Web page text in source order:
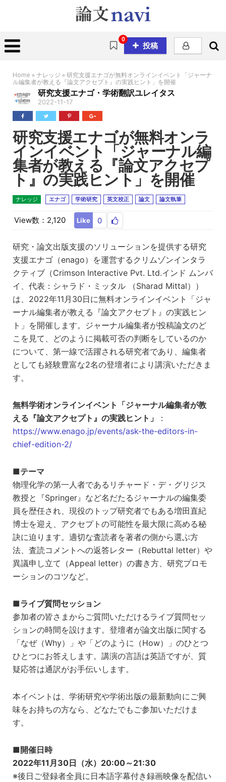
投稿
0
Home »ナレッジ »研究支援エナゴが無料オンラインイベント「ジャーナ
ル編集者が教える『論文アクセプト』の実践ヒント」を開催
研究支援エナゴ・学術翻訳ユレイタス
2022-11-17
研究支援エナゴが無料オンラ
インイベント「ジャーナル編
集者が教える『論文アクセプ
ト』の実践ヒント」を開催
ナレッジ エナゴ 学術研究 英文校正 論文 論文執筆
View数：2,120 Like 0
研究・論文出版支援のソリューションを提供する研究
支援エナゴ（enago）を運営するクリムゾンインタラ
クティブ（Crimson Interactive Pvt. Ltd.インド ムンバ
イ、代表：シャラド・ミッタル （Sharad Mittal））
は、2022年11月30日に無料オンラインイベント「ジャ
ーナル編集者が教える『論文アクセプト』の実践ヒン
ト」を開催します。ジャーナル編集者が投稿論文のど
こを見て、どのように掲載可否の判断をしているのか
について、第一線で活躍される研究者であり、編集者
としても経験豊富な2名の登壇者により講演いただきま
す。
無料学術オンラインイベント「ジャーナル編集者が教
える『論文アクセプト』の実践ヒント」
：
https://www.enago.jp/events/ask-the-editors-in-
chief-edition-2/
■テーマ
物理化学の第一人者であるリチャード・デ・グリジス
教授と『Springer』など名だたるジャーナルの編集委
員を歴任され、現役のトップ研究者でもある増田直紀
博士を迎え、アクセプトの可能性を最大限に高める秘
訣に迫ります。適切な査読者を著者の側から選ぶ方
法、査読コメントへの返答レター（Rebuttal letter）や
異議申し立て（Appeal letter）の書き方、研究プロモ
ーションのコツなど。
■ライブ質問セッション
参加者の皆さまからご質問いただけるライブ質問セッ
ションの時間を設けます。登壇者が論文出版に関する
「なぜ（Why）」や「どのように（How）」のひとつ
ひとつにお答えします。講演の言語は英語ですが、質
疑応答は通訳がお手伝いします。
本イベントは、学術研究や学術出版の最新動向にご興
味をお持ちの方なら、どなたでもご参加いただけま
す。
■ 開催日時
2022年11月30日（水）20:00～21:30
※後日ご登録者全員に日本語字幕付き録画映像を配信い